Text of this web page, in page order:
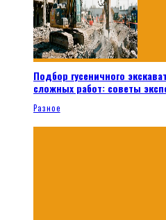
Подбор гусеничного
сложных работ: советы
Разное